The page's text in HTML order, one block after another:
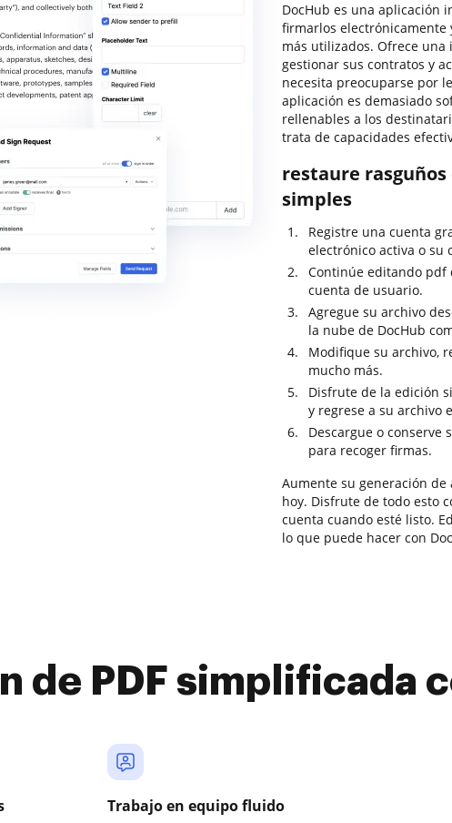
DocHub es una aplicación
firmarlos
más utilizados. Ofrece
gestionar sus contratos y
necesita preocuparse por
aplicación es demasiado
rellenables a los
trata de capacidades
restaure
simples
Registre una cuenta
electrónico activa o su
Continúe editando pdf
cuenta de usuario.
Agregue su archivo
la nube de DocHub
Modifique su archivo,
mucho más.
Disfrute de la edición
y regrese a su archivo
Descargue o conserve
para recoger firmas.
Aumente su generación de
hoy. Disfrute de todo esto
cuenta cuando esté listo.
lo que puede hacer con
de PDF simplificada
Trabajo en equipo fluido